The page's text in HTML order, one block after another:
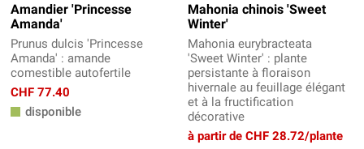
Amandier 'Princesse
Amanda'
Prunus dulcis 'Princesse
Amanda' : amande
comestible autofertile
CHF 77.40
disponible
Mahonia chinois 'Sweet
Winter'
Mahonia eurybracteata
'Sweet Winter' : plante
persistante à floraison
hivernale au feuillage élégant
et à la fructification
décorative
à partir de CHF 28.72/plante